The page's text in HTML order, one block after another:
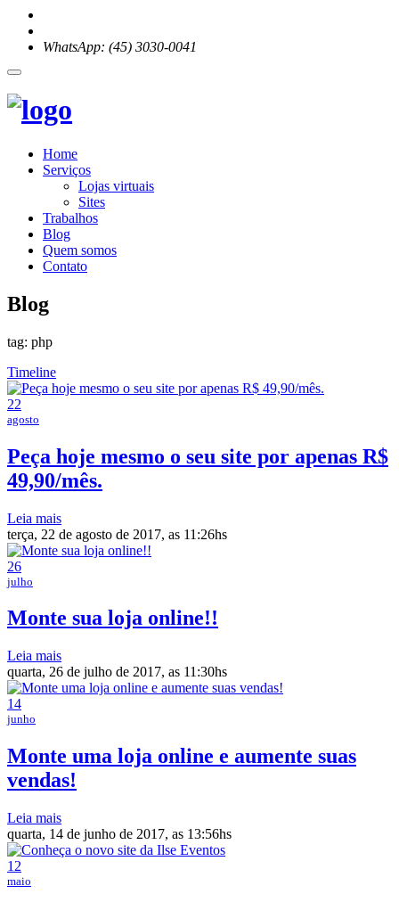
WhatsApp: (45) 3030-0041
Home
Serviços
Lojas virtuais
Sites
Trabalhos
Blog
Quem somos
Contato
Blog
tag: php
Timeline
22
agosto
Peça hoje mesmo o seu site por apenas R$
49,90/mês.
Leia mais
terça, 22 de agosto de 2017, as 11:26hs
26
julho
Monte sua loja online!!
Leia mais
quarta, 26 de julho de 2017, as 11:30hs
14
junho
Monte uma loja online e aumente suas
vendas!
Leia mais
quarta, 14 de junho de 2017, as 13:56hs
12
maio